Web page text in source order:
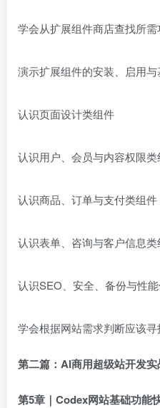
学会从扩展组件商店查找所需
演示扩展组件的安装、启用与
认识页面设计类组件
认识用户、会员与内容权限类
认识商品、订单与支付类组件
认识表单、咨询与客户信息类
认识SEO、安全、备份与性
学会根据网站需求判断应该
第二篇：AI商用超级站开发实
第5章｜Codex网站基础功能